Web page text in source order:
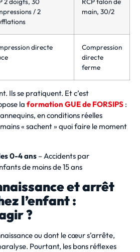
/ 2
main, 30/2
directe
Compression
directe
ferme
Ils se pratiquent. Et c’est
la formation GUE de FORSIPS :
en conditions réelles
« sachent » quoi faire le moment
0-4 ans – Accidents par
de moins de 15 ans
et arrêt
l’enfant :
?
ou dont le cœur s’arrête,
Pourtant, les bons réflexes